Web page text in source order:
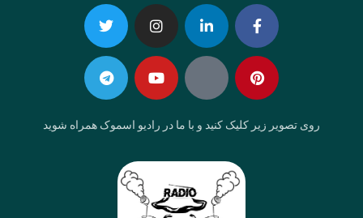
Facebook-
f
Linkedin-
in
Instagram
Twitter Pinterest
Eaparat
Youtube
Telegram
روی تصویر زیر کلیک کنید و با ما در رادیو اسموک همراه شوید